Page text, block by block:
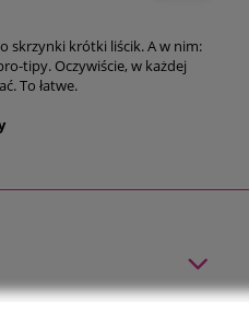
skrzynki krótki liścik. A w nim:
tipy. Oczywiście, w każdej
To łatwe.